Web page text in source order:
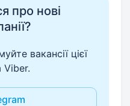
про нові
вакансії цієї
Viber.